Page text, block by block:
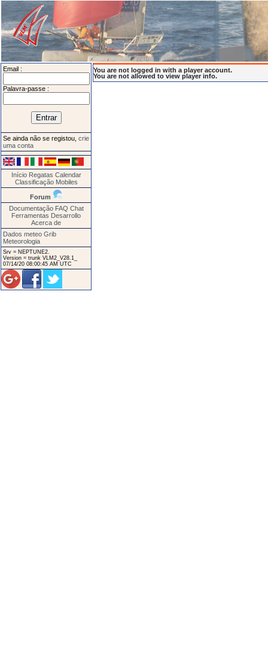
Email :
Palavra-passe :
Se ainda não se registou, crie
uma conta
Início Regatas Calendar
Classificação Mobiles
Forum
Documentação FAQ Chat
Ferramentas Desarrollo
Acerca de
Dados meteo Grib
Meteorologia
Srv = NEPTUNE2.
Version = trunk VLM2_V28.1_
07/14/20 08:00:45 AM UTC
You are not logged in with a player account.
You are not allowed to view player info.